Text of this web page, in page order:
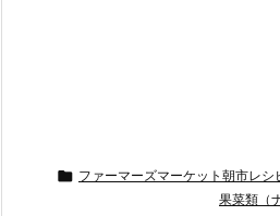
 ファーマーズマーケット朝市レシ
果菜類（